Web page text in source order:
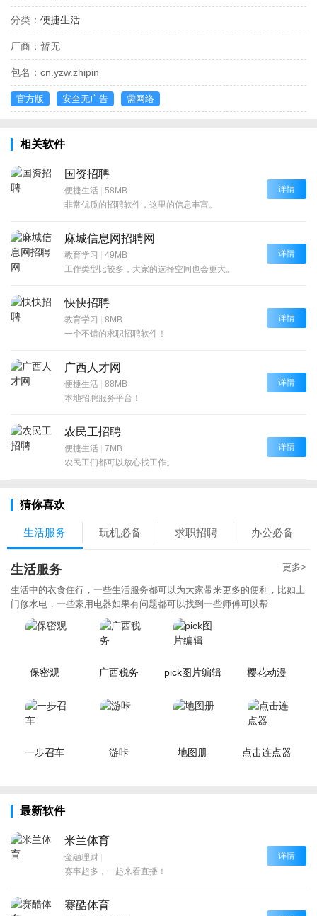
分类： 便捷生活
厂商： 暂无
包名： cn.yzw.zhipin
官方版 安全无广告 需网络
相关软件
国资招聘
便捷生活 | 58MB
非常优质的招聘软件，这里的信息丰富。
详情
麻城信息网招聘网
教育学习 | 49MB
工作类型比较多，大家的选择空间也会更大。
详情
快快招聘
教育学习 | 8MB
一个不错的求职招聘软件！
详情
广西人才网
便捷生活 | 88MB
本地招聘服务平台！
详情
农民工招聘
便捷生活 | 7MB
农民工们都可以放心找工作。
详情
猜你喜欢
生活服务 玩机必备 求职招聘 办公必备
生活服务 更多>
生活中的衣食住行，一些生活服务都可以为大家带来更多的便利，比如上
门修水电，一些家用电器如果有问题都可以找到一些师傅可以帮
保密观 广西税务 pick图片编辑 樱花动漫
一步召车 游咔 地图册 点击连点器
最新软件
米兰体育
金融理财 |
赛事超多，一起来看直播！
详情
赛酷体育